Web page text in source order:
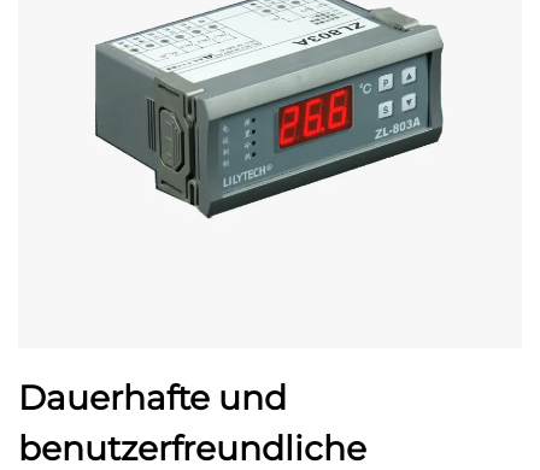
Dauerhafte und
benutzerfreundliche